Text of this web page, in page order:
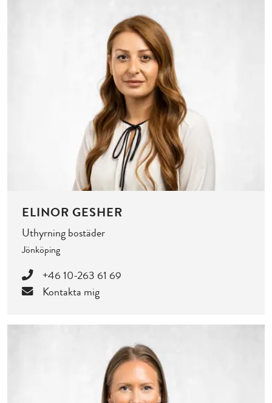
ELINOR GESHER
Uthyrning bostäder
Jönköping
+46 10-263 61 69
Kontakta mig